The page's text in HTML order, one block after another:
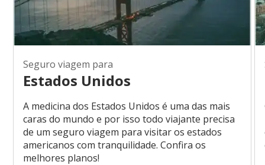
Seguro viagem para
Estados Unidos
A medicina dos Estados Unidos é uma das mais
caras do mundo e por isso todo viajante precisa
de um seguro viagem para visitar os estados
americanos com tranquilidade. Confira os
melhores planos!